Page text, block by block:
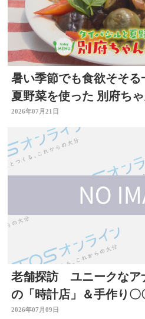
暑い季節でも食欲そそる
夏野菜を使った 別府ち
店！キッチン別府ちゃん
2026年07月21日
老舗探訪 ユニークなア
の「時計店」＆手作り
る「酒店」 大分
2026年07月09日